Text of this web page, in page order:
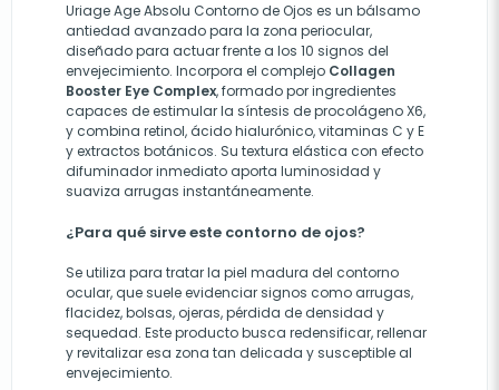
Uriage Age Absolu Contorno de Ojos es un bálsamo
antiedad avanzado para la zona periocular,
diseñado para actuar frente a los 10 signos del
envejecimiento. Incorpora el complejo Collagen
Booster Eye Complex, formado por ingredientes
capaces de estimular la síntesis de procolágeno X6,
y combina retinol, ácido hialurónico, vitaminas C y E
y extractos botánicos. Su textura elástica con efecto
difuminador inmediato aporta luminosidad y
suaviza arrugas instantáneamente.
¿Para qué sirve este contorno de ojos?
Se utiliza para tratar la piel madura del contorno
ocular, que suele evidenciar signos como arrugas,
flacidez, bolsas, ojeras, pérdida de densidad y
sequedad. Este producto busca redensificar, rellenar
y revitalizar esa zona tan delicada y susceptible al
envejecimiento.